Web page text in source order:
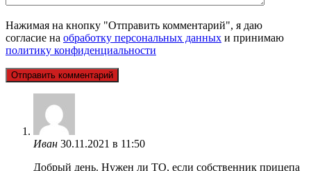
Нажимая на кнопку "Отправить комментарий", я даю
согласие на обработку персональных данных и принимаю
политику конфиденциальности
Иван 30.11.2021 в 11:50
Добрый день. Нужен ли ТО, если собственник прицепа